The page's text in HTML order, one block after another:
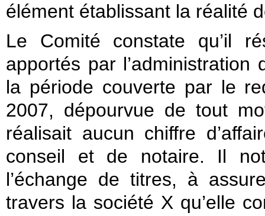
élément établissant la réalité
Le Comité constate qu’il
apportés par
la période couverte par le
2007, dépourvue de tout
réalisait aucun chiffre
conseil et de notaire. Il
l’échange de titres, à
travers la société X qu’elle